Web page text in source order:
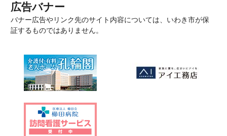
広告バナー
バナー広告やリンク先のサイト内容については、いわき市が保
証するものではありません。